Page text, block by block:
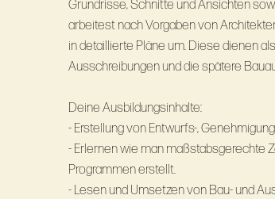
Grundrisse, Schnitte und Ansichten
arbeitest nach Vorgaben von
in detaillierte Pläne um. Diese dienen
Ausschreibungen und die spätere
Deine Ausbildungsinhalte:
- Erstellung von Entwurfs-,
- Erlernen wie man maßstabsgerechte
Programmen erstellt.
- Lesen und Umsetzen von Bau- und